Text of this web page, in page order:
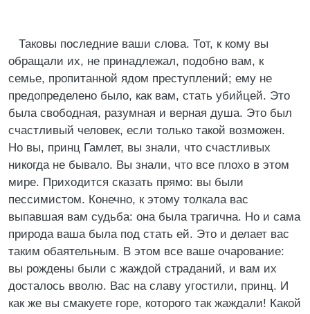
Таковы последние ваши слова. Тот, к кому вы
обращали их, не принадлежал, подобно вам, к
семье, пропитанной ядом преступлений; ему не
предопределено было, как вам, стать убийцей. Это
была свободная, разумная и верная душа. Это был
счастливый человек, если только такой возможен.
Но вы, принц Гамлет, вы знали, что счастливых
никогда не бывало. Вы знали, что все плохо в этом
мире. Приходится сказать прямо: вы были
пессимистом. Конечно, к этому толкала вас
выпавшая вам судьба: она была трагична. Но и сама
природа ваша была под стать ей. Это и делает вас
таким обаятельным. В этом все ваше очарование:
вы рождены были с жаждой страданий, и вам их
досталось вволю. Вас на славу угостили, принц. И
как же вы смакуете горе, которого так жаждали! Какой